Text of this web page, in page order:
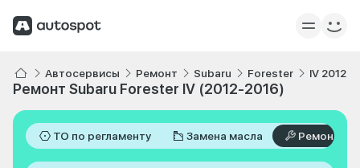
Автосервисы Ремонт Subaru Forester IV 2012-
Ремонт Subaru Forester IV (2012-2016)
ТО по регламенту Замена масла Ремонт